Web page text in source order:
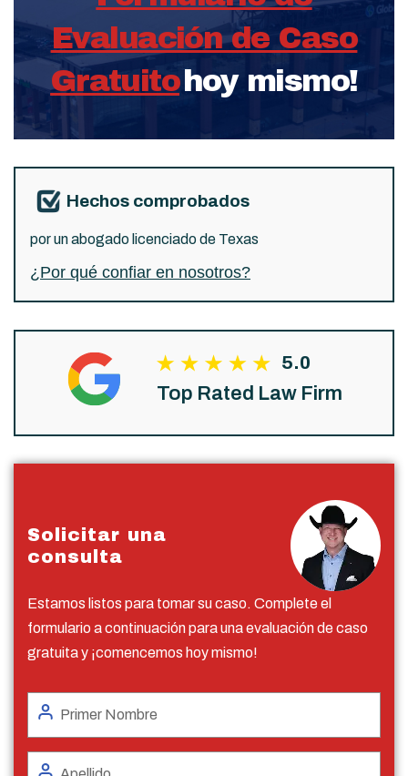
Evaluación de Caso
Gratuitohoy mismo!
Hechos comprobados
por un abogado licenciado de Texas
¿Por qué confiar en nosotros?
5.0
Top Rated Law Firm
Solicitar una
consulta
Estamos listos para tomar su caso. Complete el
formulario a continuación para una evaluación de caso
gratuita y ¡comencemos hoy mismo!